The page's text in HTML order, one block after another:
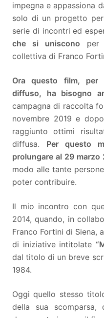
impegna e appassiona
solo di un progetto
serie di incontri ed
che si uniscono per
collettiva di Franco
Ora questo film, per
diffuso, ha bisogno
campagna di raccolta
novembre 2019 e
raggiunto ottimi
diffusa. Per questo
prolungare al 29 marzo
modo alle tante
poter contribuire.
Il mio incontro con
2014, quando, in
Franco Fortini di Siena,
di iniziative intitolate
dal titolo di un breve
1984.
Oggi quello stesso
della sua